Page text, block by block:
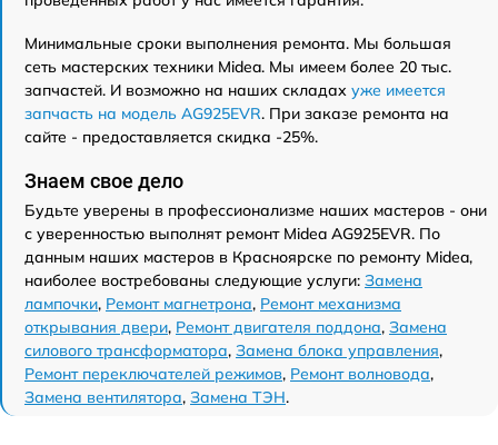
Минимальные сроки выполнения ремонта. Мы большая
сеть мастерских техники Midea. Мы имеем более 20 тыс.
запчастей. И возможно на наших складах уже имеется
запчасть на модель AG925EVR. При заказе ремонта на
сайте - предоставляется скидка -25%.
Знаем свое дело
Будьте уверены в профессионализме наших мастеров - они
с уверенностью выполнят ремонт Midea AG925EVR. По
данным наших мастеров в Красноярске по ремонту Midea,
наиболее востребованы следующие услуги: Замена
лампочки, Ремонт магнетрона, Ремонт механизма
открывания двери, Ремонт двигателя поддона, Замена
силового трансформатора, Замена блока управления,
Ремонт переключателей режимов, Ремонт волновода,
Замена вентилятора, Замена ТЭН.